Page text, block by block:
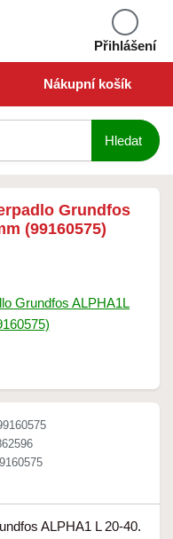
Přihlášení
Nákupní košík
Grundfos
(99160575)
ALPHA1 L 20-40.